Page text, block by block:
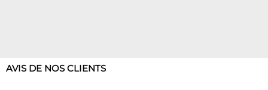
AVIS DE NOS CLIENTS